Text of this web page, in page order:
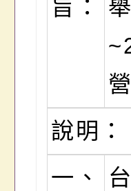
旨：
說明：
一、